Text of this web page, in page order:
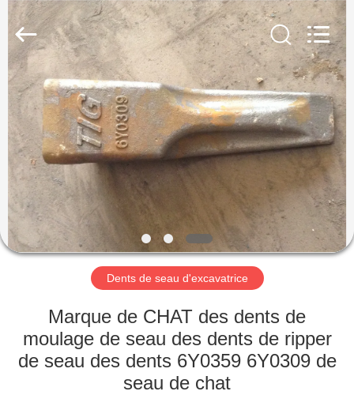
MAISON
DES
PRODUITS
AU
SUJET
DE
VISITE
D'USINE
Industrial
Co.,Ltd.
Rights
Reserved.
Developed
ECER
Dents de seau d'excavatrice
Marque de CHAT des dents de
moulage de seau des dents de ripper
de seau des dents 6Y0359 6Y0309 de
seau de chat